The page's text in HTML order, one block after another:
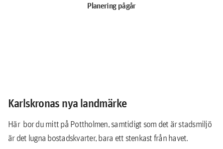
Planering pågår
Karlskronas nya landmärke
Här bor du mitt på Pottholmen, samtidigt som det är stadsmiljö
är det lugna bostadskvarter, bara ett stenkast från havet.